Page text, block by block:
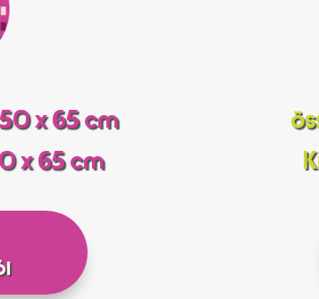
x 65 cm
x 65 cm